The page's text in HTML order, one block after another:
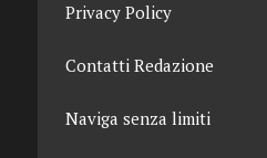
Privacy Policy
Contatti Redazione
Naviga senza limiti